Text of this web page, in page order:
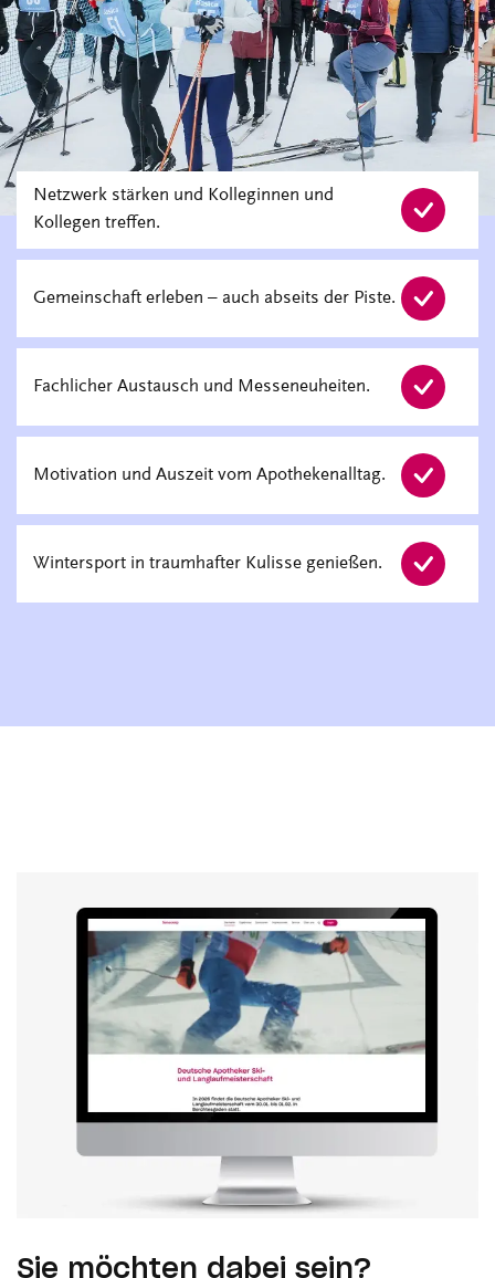
Netzwerk stärken und Kolleginnen und
Kollegen treffen.
Gemeinschaft erleben – auch abseits der Piste.
Fachlicher Austausch und Messeneuheiten.
Motivation und Auszeit vom Apothekenalltag.
Wintersport in traumhafter Kulisse genießen.
Sie möchten dabei sein?